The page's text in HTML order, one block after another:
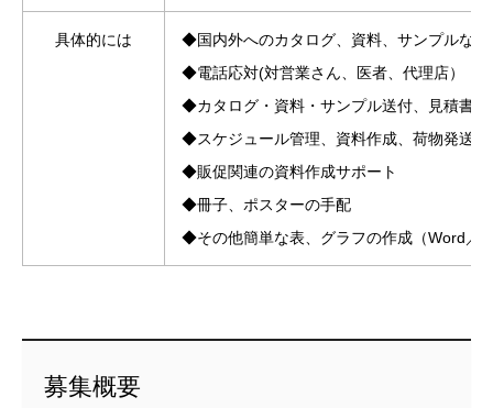
具体的には
◆国内外へのカタログ、資料、サンプルなど
◆電話応対(対営業さん、医者、代理店）
◆カタログ・資料・サンプル送付、見積書作
◆スケジュール管理、資料作成、荷物発送
◆販促関連の資料作成サポート
◆冊子、ポスターの手配
◆その他簡単な表、グラフの作成（Word／
募集概要